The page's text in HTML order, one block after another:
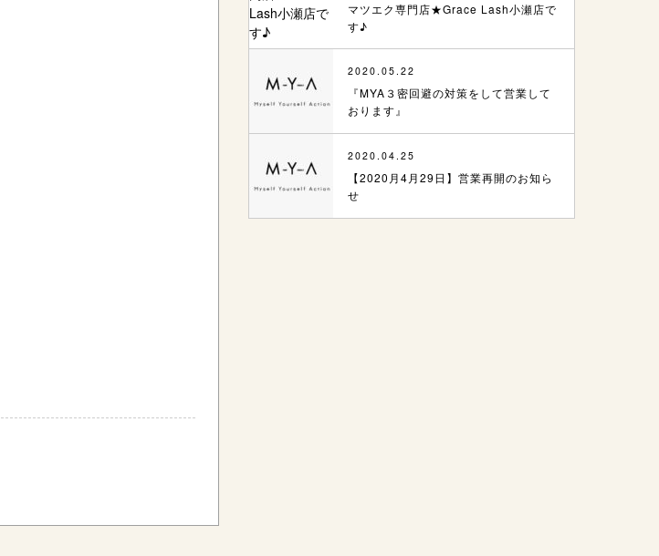
マツエク専門店★Grace Lash小瀬店で
す♪
2020.05.22
『MYA３密回避の対策をして営業して
おります』
2020.04.25
【2020月4月29日】営業再開のお知ら
せ